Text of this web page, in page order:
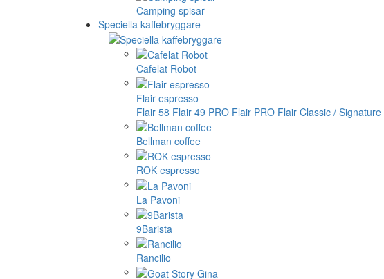
Camping spisar
Speciella kaffebryggare
Cafelat Robot
Flair espresso
Flair 58 Flair 49 PRO Flair PRO Flair Classic / Signature
Bellman coffee
ROK espresso
La Pavoni
9Barista
Rancilio